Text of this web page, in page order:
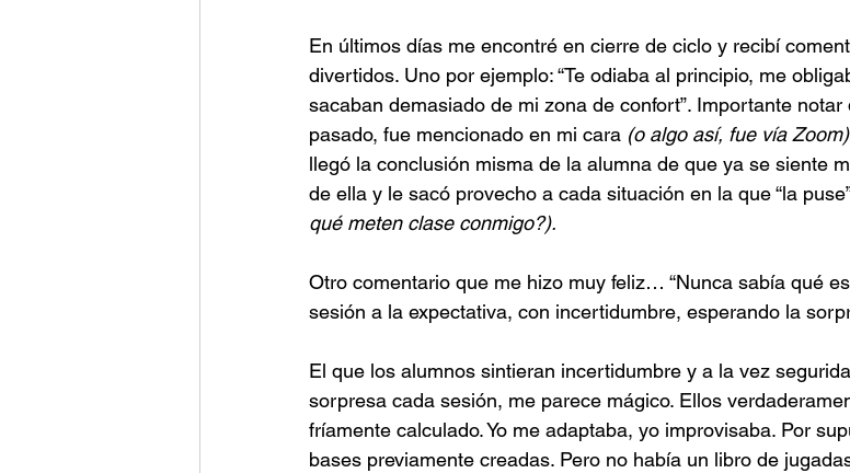
En últimos días me encontré en cierre de ciclo y recibí
divertidos. Uno por ejemplo: “Te odiaba al principio, me
sacaban demasiado de mi zona de confort”. Importante
pasado, fue mencionado en mi cara (o algo así, fue vía Zoom)
llegó la conclusión misma de la alumna de que ya se siente
de ella y le sacó provecho a cada situación en la que “la
qué meten clase conmigo?).
Otro comentario que me hizo muy feliz… “Nunca sabía qué
sesión a la expectativa, con incertidumbre, esperando la
El que los alumnos sintieran incertidumbre y a la vez
sorpresa cada sesión, me parece mágico. Ellos
fríamente calculado. Yo me adaptaba, yo improvisaba. Por
bases previamente creadas. Pero no había un libro de